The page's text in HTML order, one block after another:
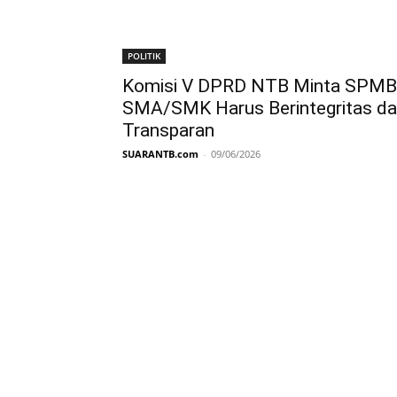
POLITIK
Komisi V DPRD NTB Minta SPMB
SMA/SMK Harus Berintegritas
Transparan
SUARANTB.com - 09/06/2026